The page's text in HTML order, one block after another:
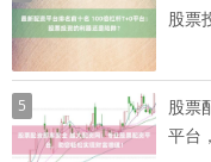
股票
5
股票
平台